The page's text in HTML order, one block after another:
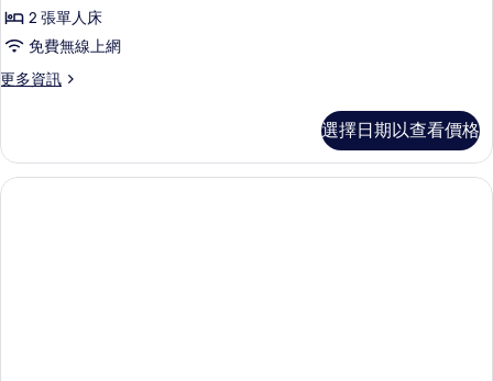
所
有
相
(Mountain)
的
情
客
房,
2
單
人
2 張單人床
免費無線上網
更多資訊
更
客
房,
2
選擇日期以查看價格